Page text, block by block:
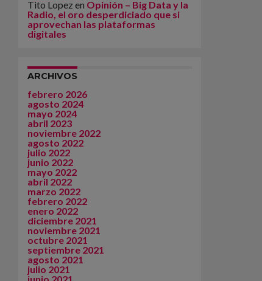
Tito Lopez en Opinión – Big Data y la
Radio, el oro desperdiciado que si
aprovechan las plataformas
digitales
ARCHIVOS
febrero 2026
agosto 2024
mayo 2024
abril 2023
noviembre 2022
agosto 2022
julio 2022
junio 2022
mayo 2022
abril 2022
marzo 2022
febrero 2022
enero 2022
diciembre 2021
noviembre 2021
octubre 2021
septiembre 2021
agosto 2021
julio 2021